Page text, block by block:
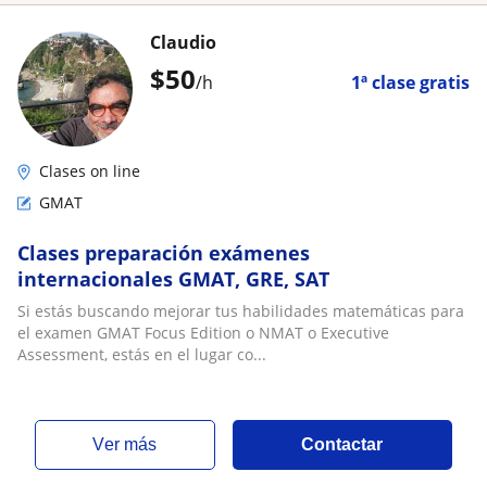
$50/h 1ª clase gratis
Claudio
Clases on line
GMAT
Clases preparación exámenes
internacionales GMAT, GRE, SAT
Si estás buscando mejorar tus habilidades matemáticas para
el examen GMAT Focus Edition o NMAT o Executive
Assessment, estás en el lugar co...
ver más Contactar